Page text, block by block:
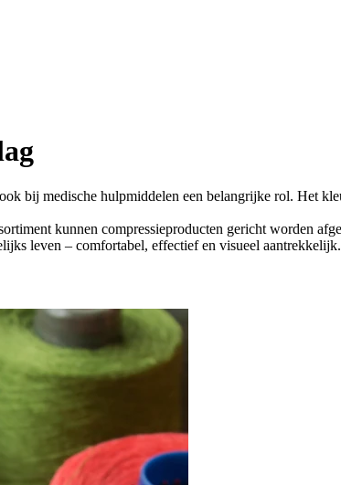
bij medische hulpmiddelen een belangrijke rol. Het
kunnen compressieproducten gericht worden
leven – comfortabel, effectief en visueel aantrekkelijk.